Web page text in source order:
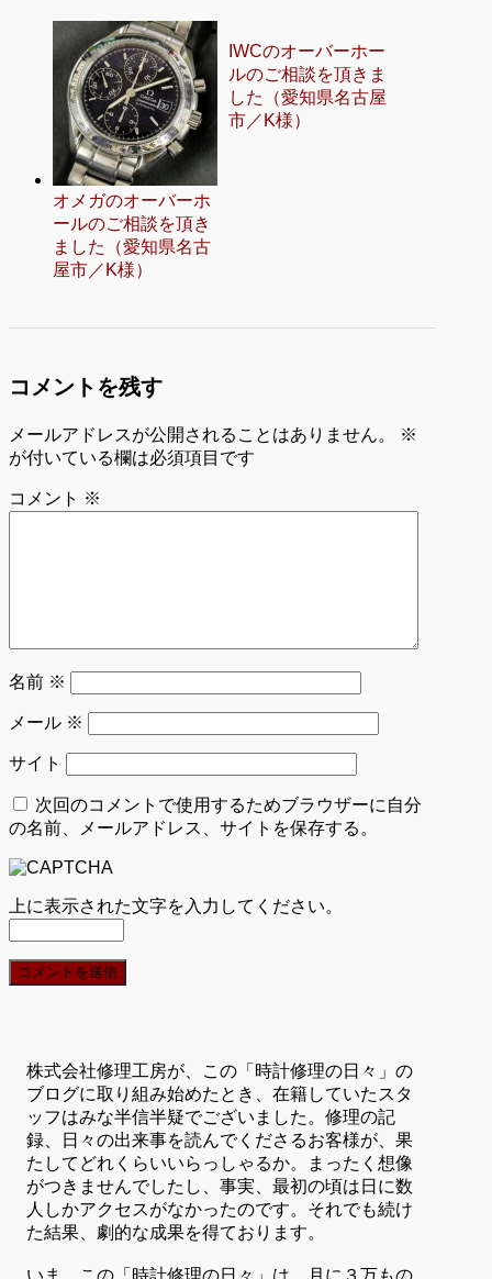
オメガのオーバーホ
ールのご相談を頂き
ました（愛知県名古
屋市／K様）
IWCのオーバーホー
ルのご相談を頂きま
した（愛知県名古屋
市／K様）
コメントを残す
メールアドレスが公開されることはありません。
※
が付いている欄は必須項目です
コメント ※
名前 ※
メール ※
サイト
次回のコメントで使用するためブラウザーに自分
の名前、メールアドレス、サイトを保存する。
上に表示された文字を入力してください。
株式会社修理工房が、この「時計修理の日々」の
ブログに取り組み始めたとき、在籍していたスタ
ッフはみな半信半疑でございました。修理の記
録、日々の出来事を読んでくださるお客様が、果
たしてどれくらいいらっしゃるか。まったく想像
がつきませんでしたし、事実、最初の頃は日に数
人しかアクセスがなかったのです。それでも続け
た結果、劇的な成果を得ております。
いま、この「時計修理の日々」は、月に３万もの